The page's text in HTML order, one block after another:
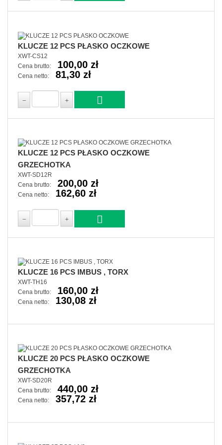
KLUCZE 12 PCS PŁASKO OCZKOWE
XWT-CS12
Cena brutto:
100,00 zł
Cena netto: 81,30 zł
KLUCZE 12 PCS PŁASKO OCZKOWE
GRZECHOTKA
XWT-SD12R
Cena brutto:
200,00 zł
Cena netto: 162,60 zł
KLUCZE 16 PCS IMBUS , TORX
XWT-TH16
Cena brutto:
160,00 zł
Cena netto: 130,08 zł
KLUCZE 20 PCS PŁASKO OCZKOWE
GRZECHOTKA
XWT-SD20R
Cena brutto:
440,00 zł
Cena netto: 357,72 zł